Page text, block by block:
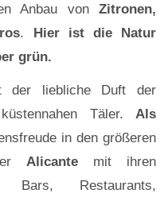
Anbau vonZitronen,
. Hier ist die Natur
grün.
der liebliche Duft der
Täler. Als
in den größeren
Alicantemit ihren
Bars, Restaurants,